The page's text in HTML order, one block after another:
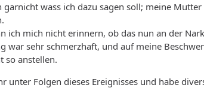
garnicht wass ich dazu sagen soll; meine
ich mich nicht erinnern, ob das nun an der
war sehr schmerzhaft, und auf meine
so anstellen.
unter Folgen dieses Ereignisses und habe